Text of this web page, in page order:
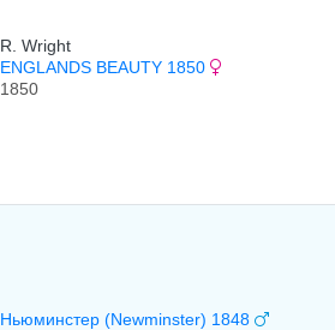
R. Wright
ENGLANDS BEAUTY 1850
1850
Ньюминстер (Newminster) 1848